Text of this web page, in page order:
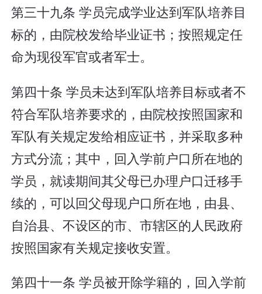
第三十九条 学员完成学业达到军队培养目
标的，由院校发给毕业证书；按照规定任
命为现役军官或者军士。
第四十条 学员未达到军队培养目标或者不
符合军队培养要求的，由院校按照国家和
军队有关规定发给相应证书，并采取多种
方式分流；其中，回入学前户口所在地的
学员，就读期间其父母已办理户口迁移手
续的，可以回父母现户口所在地，由县、
自治县、不设区的市、市辖区的人民政府
按照国家有关规定接收安置。
第四十一条 学员被开除学籍的，回入学前